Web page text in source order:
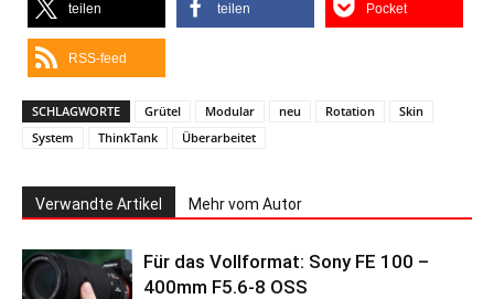
teilen teilen Pocket
RSS-feed
SCHLAGWORTE Grütel Modular neu Rotation
Skin
System
ThinkTank Überarbeitet
Verwandte Artikel Mehr vom Autor
Für das Vollformat: Sony FE 100 –
400mm F5.6-8 OSS